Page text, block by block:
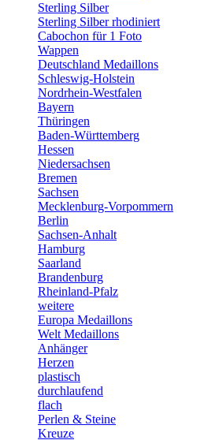
Sterling Silber
Sterling Silber rhodiniert
Cabochon für 1 Foto
Wappen
Deutschland Medaillons
Schleswig-Holstein
Nordrhein-Westfalen
Bayern
Thüringen
Baden-Württemberg
Hessen
Niedersachsen
Bremen
Sachsen
Mecklenburg-Vorpommern
Berlin
Sachsen-Anhalt
Hamburg
Saarland
Brandenburg
Rheinland-Pfalz
weitere
Europa Medaillons
Welt Medaillons
Anhänger
Herzen
plastisch
durchlaufend
flach
Perlen & Steine
Kreuze